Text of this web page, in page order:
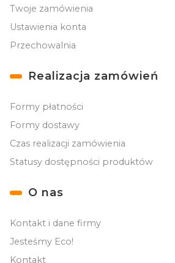
Twoje zamówienia
Ustawienia konta
Przechowalnia
Realizacja zamówień
Formy płatności
Formy dostawy
Czas realizacji zamówienia
Statusy dostępności produktów
O nas
Kontakt i dane firmy
Jesteśmy Eco!
Kontakt